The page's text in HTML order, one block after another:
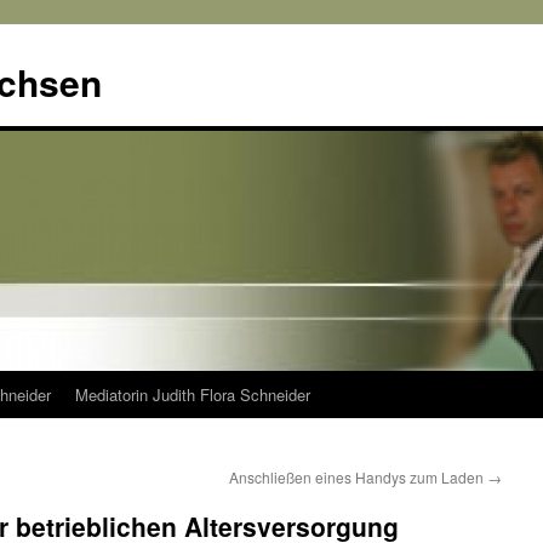
Mediatorin Judith Flora Schneider
Anschließen eines Handys zum Laden →
betrieblichen Altersversorgung